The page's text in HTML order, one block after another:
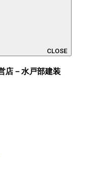
CLOSE
店－水戸部建装